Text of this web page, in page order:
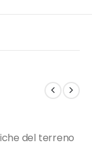
del terreno